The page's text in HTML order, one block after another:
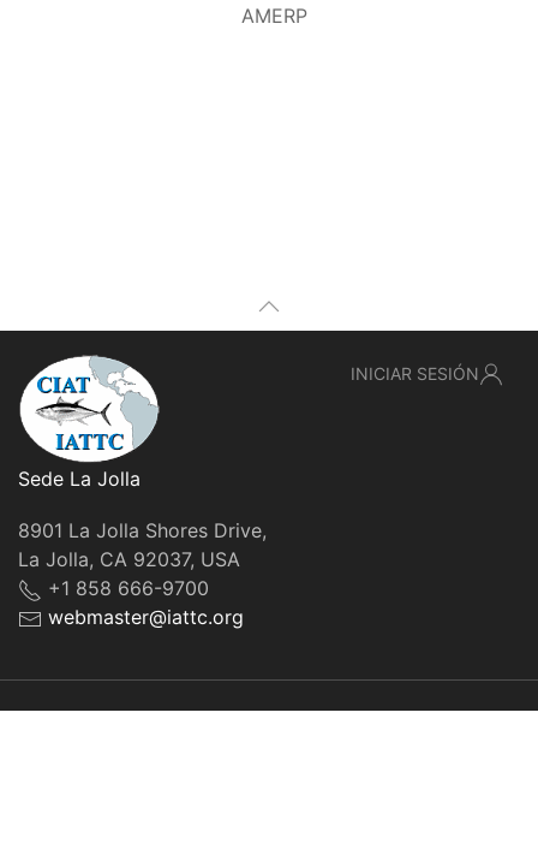
AMERP
Sede La Jolla
8901 La Jolla Shores Drive,
La Jolla, CA 92037, USA
+1 858 666-9700
webmaster@iattc.org
INICIAR SESIÓN
© IATTC, 2022-2026